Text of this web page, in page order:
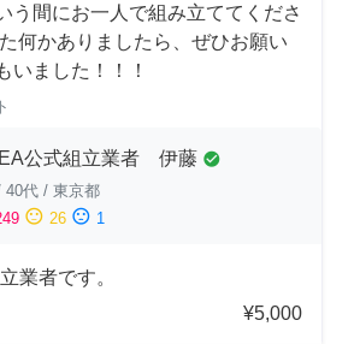
う間にお一人で組み立ててくださ
何かありましたら、ぜひお願い
いました！！！
公式組立業者 伊藤 check_circle
40代 / 東京都
sentiment_neutral 26 sentiment_dissatisfied 1
業者です。
¥5,000